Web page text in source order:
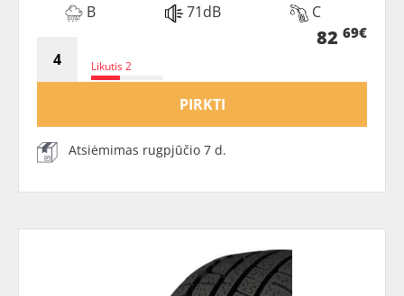
B
71dB C
Likutis 2
82 69€
PIRKTI
Atsiėmimas rugpjūčio 7 d.